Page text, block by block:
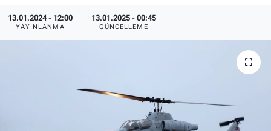
13.01.2024 - 12:00
YAYINLANMA
13.01.2025 - 00:45
GÜNCELLEME
Spor
Yaşam